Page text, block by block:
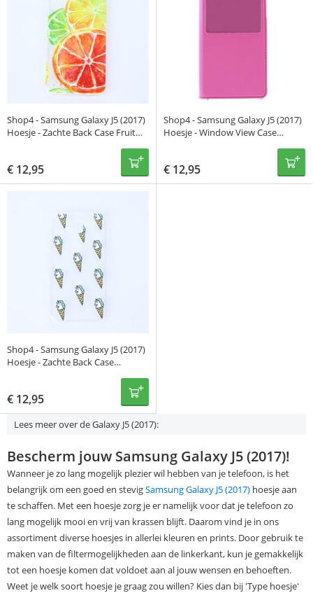
Shop4 - Samsung Galaxy J5 (2017)
Hoesje - Zachte Back Case Fruit
€ 12,95
Shop4 - Samsung Galaxy J5 (2017)
Hoesje - Window View Case
€ 12,95
Shop4 - Samsung Galaxy J5 (2017)
Hoesje - Zachte Back Case
€ 12,95
Lees meer over de Galaxy J5 (2017):
Bescherm jouw Samsung Galaxy J5 (2017)!
Wanneer je zo lang mogelijk plezier wil hebben van je telefoon, is het
belangrijk om een goed en stevigSamsung Galaxy J5 (2017) hoesje aan
te schaffen. Met een hoesje zorg je er namelijk voor dat je telefoon zo
lang mogelijk mooi en vrij van krassen blijft. Daarom vind je in ons
assortiment diverse hoesjes in allerlei kleuren en prints. Door gebruik te
maken van de filtermogelijkheden aan de linkerkant, kun je gemakkelijk
tot een hoesje komen dat voldoet aan al jouw wensen en behoeften.
Weet je welk soort hoesje je graag zou willen? Kies dan bij 'Type hoesje'